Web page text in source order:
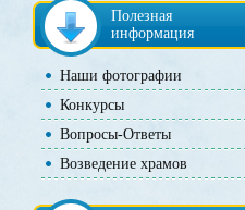
Полезная
информация
Наши фотографии
Конкурсы
Вопросы-Ответы
Возведение храмов